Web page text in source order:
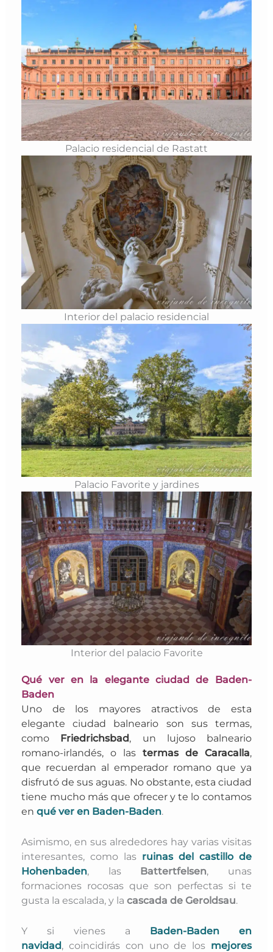
Palacio residencial de Rastatt
Interior del palacio residencial
Palacio Favorite y jardines
Interior del palacio Favorite
Qué ver en la elegante ciudad de Baden-
Baden
Uno de los mayores atractivos de esta
elegante ciudad balneario son sus termas,
como Friedrichsbad, un lujoso balneario
romano-irlandés, o las termas de Caracalla,
que recuerdan al emperador romano que ya
disfrutó de sus aguas. No obstante, esta ciudad
tiene mucho más que ofrecer y te lo contamos
enqué ver en Baden-Baden.
Asimismo, en sus alrededores hay varias visitas
interesantes, como las ruinas del castillo de
Hohenbaden, las Battertfelsen, unas
formaciones rocosas que son perfectas si te
gusta la escalada, y lacascada de Geroldsau.
Y si vienes a Baden-Baden en
navidad, coincidirás con uno de los mejores